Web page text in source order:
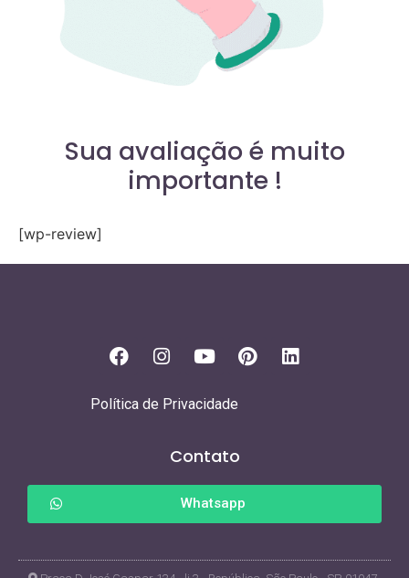
Sua avaliação é muito
importante !
[wp-review]
Política de Privacidade
Contato
Whatsapp